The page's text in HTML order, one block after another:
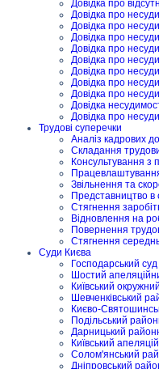
Довідка про
Довідка про
Довідка про
Довідка про
Довідка про
Довідка про
Довідка про
Довідка про
Довідка про
Довідка
Довідка про
Трудові суперечки
Аналіз кадрових
Складання
Консультування з
Звільнення та
Представництво в
Стягнення
Відновлення на
Повернення
Стягнення
Суди Києва
Господарський
Шостий
Київський
Шевченківський
Києво-
Подільський
Дарницький
Київський
Солом'янський
Дніпровський